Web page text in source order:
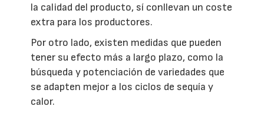
la calidad del producto, sí conllevan un coste
extra para los productores.
Por otro lado, existen medidas que pueden
tener su efecto más a largo plazo, como la
búsqueda y potenciación de variedades que
se adapten mejor a los ciclos de sequía y
calor.